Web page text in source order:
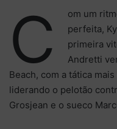
C
om um
perfeita,
primeira
Andretti
Beach, com a tática
liderando o pelotão
Grosjean e o sueco